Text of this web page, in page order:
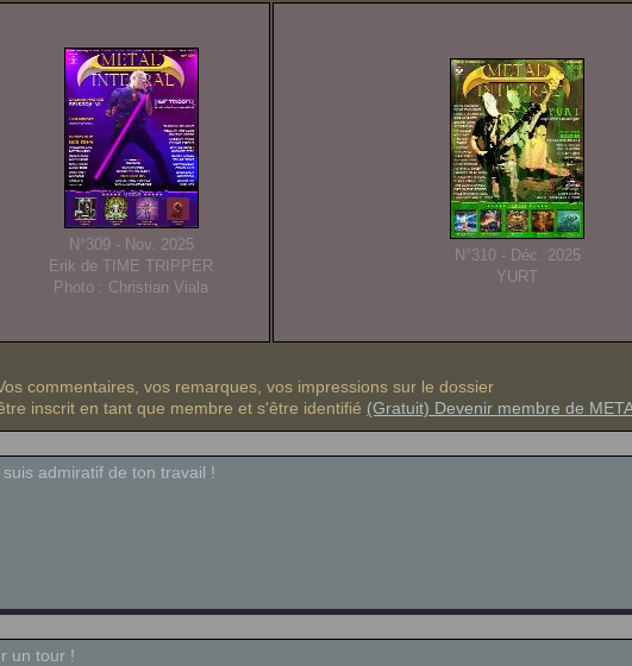
N°309 - Nov. 2025
Erik de TIME TRIPPER
Photo : Christian Viala
N°310 - Déc. 2025
YURT
commentaires, vos remarques, vos impressions sur le dossier
inscrit en tant que membre et s'être identifié (Gratuit) Devenir membre de
admiratif de ton travail !
un tour !